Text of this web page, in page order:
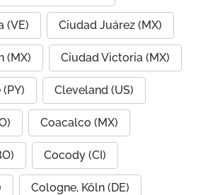
(VE) Ciudad Juárez (MX)
(MX) Ciudad Victoria (MX)
Cleveland (US)
Coacalco (MX)
Cocody (CI)
Cologne, Köln (DE)